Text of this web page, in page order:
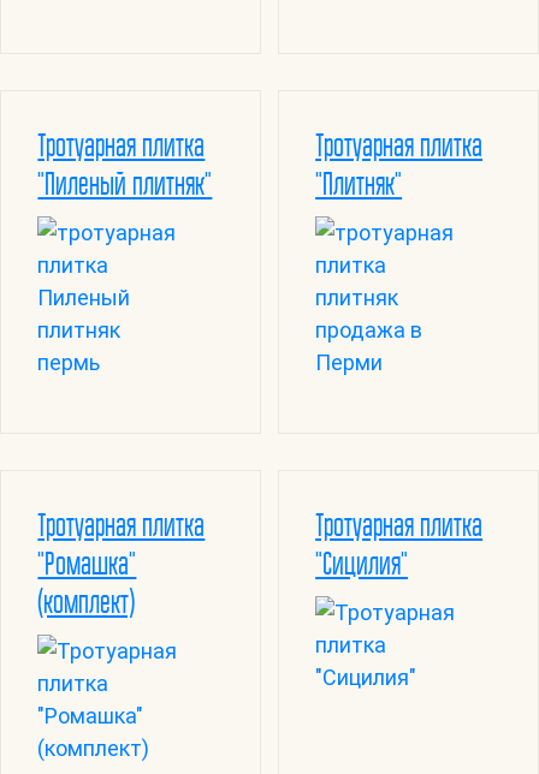
Тротуарная плитка
"Пиленый плитняк"
Тротуарная плитка
"Плитняк"
Тротуарная плитка
"Ромашка"
(комплект)
Тротуарная плитка
"Сицилия"